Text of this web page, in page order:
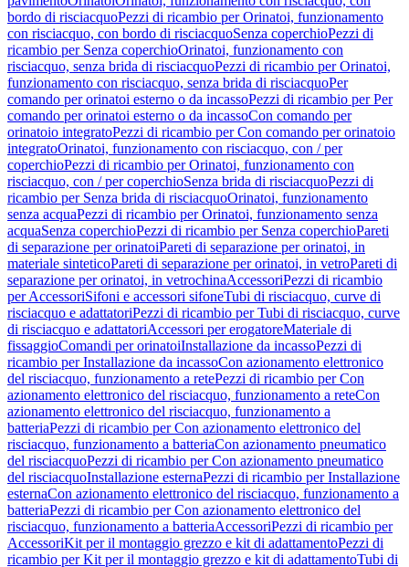
bordo di risciacquoPezzi di ricambio per Orinatoi, funzionamento
con risciacquo, con bordo di risciacquoSenza coperchioPezzi di
ricambio per Senza coperchioOrinatoi, funzionamento con
risciacquo, senza brida di risciacquoPezzi di ricambio per Orinatoi,
funzionamento con risciacquo, senza brida di risciacquoPer
comando per orinatoi esterno o da incassoPezzi di ricambio per Per
comando per orinatoi esterno o da incassoCon comando per
orinatoio integratoPezzi di ricambio per Con comando per orinatoio
integratoOrinatoi, funzionamento con risciacquo, con / per
coperchioPezzi di ricambio per Orinatoi, funzionamento con
risciacquo, con / per coperchioSenza brida di risciacquoPezzi di
ricambio per Senza brida di risciacquoOrinatoi, funzionamento
senza acquaPezzi di ricambio per Orinatoi, funzionamento senza
acquaSenza coperchioPezzi di ricambio per Senza coperchioPareti
di separazione per orinatoiPareti di separazione per orinatoi, in
materiale sinteticoPareti di separazione per orinatoi, in vetroPareti di
separazione per orinatoi, in vetrochinaAccessoriPezzi di ricambio
per AccessoriSifoni e accessori sifoneTubi di risciacquo, curve di
risciacquo e adattatoriPezzi di ricambio per Tubi di risciacquo, curve
di risciacquo e adattatoriAccessori per erogatoreMateriale di
fissaggioComandi per orinatoiInstallazione da incassoPezzi di
ricambio per Installazione da incassoCon azionamento elettronico
del risciacquo, funzionamento a retePezzi di ricambio per Con
azionamento elettronico del risciacquo, funzionamento a reteCon
azionamento elettronico del risciacquo, funzionamento a
batteriaPezzi di ricambio per Con azionamento elettronico del
risciacquo, funzionamento a batteriaCon azionamento pneumatico
del risciacquoPezzi di ricambio per Con azionamento pneumatico
del risciacquoInstallazione esternaPezzi di ricambio per Installazione
esternaCon azionamento elettronico del risciacquo, funzionamento a
batteriaPezzi di ricambio per Con azionamento elettronico del
risciacquo, funzionamento a batteriaAccessoriPezzi di ricambio per
AccessoriKit per il montaggio grezzo e kit di adattamentoPezzi di
ricambio per Kit per il montaggio grezzo e kit di adattamentoTubi di